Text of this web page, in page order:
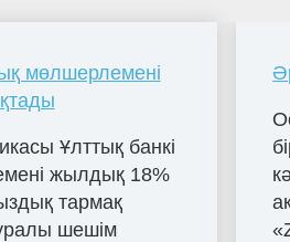
мөлшерлемені
Ұлттық банкі
жылдық 18%
тармақ
шешім